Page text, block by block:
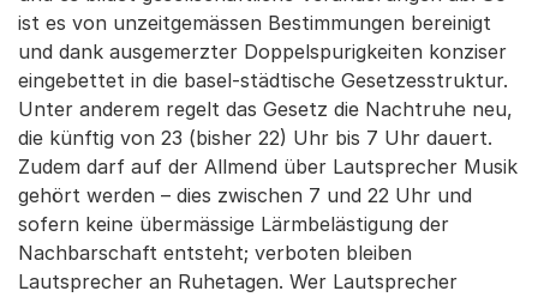
ist es von unzeitgemässen Bestimmungen bereinigt
und dank ausgemerzter Doppelspurigkeiten konziser
eingebettet in die basel-städtische Gesetzesstruktur.
Unter anderem regelt das Gesetz die Nachtruhe neu,
die künftig von 23 (bisher 22) Uhr bis 7 Uhr dauert.
Zudem darf auf der Allmend über Lautsprecher Musik
gehört werden – dies zwischen 7 und 22 Uhr und
sofern keine übermässige Lärmbelästigung der
Nachbarschaft entsteht; verboten bleiben
Lautsprecher an Ruhetagen. Wer Lautsprecher